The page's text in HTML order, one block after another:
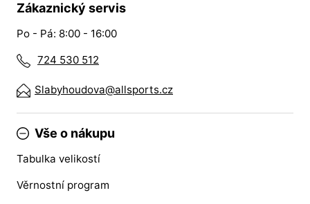
Zákaznický servis
Po - Pá: 8:00 - 16:00
724 530 512
Slabyhoudova@allsports.cz
Vše o nákupu
Tabulka velikostí
Věrnostní program